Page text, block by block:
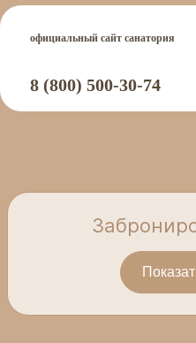
официальный сайт санатория
8 (800) 500-30-74